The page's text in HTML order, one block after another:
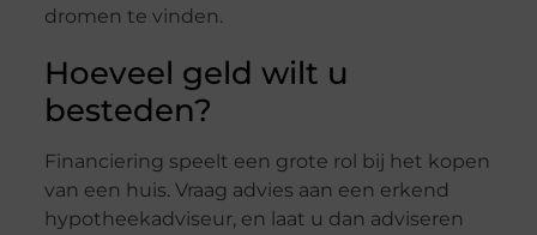
dromen te vinden.
Hoeveel geld wilt u
besteden?
Financiering speelt een grote rol bij het kopen
van een huis. Vraag advies aan een erkend
hypotheekadviseur, en laat u dan adviseren